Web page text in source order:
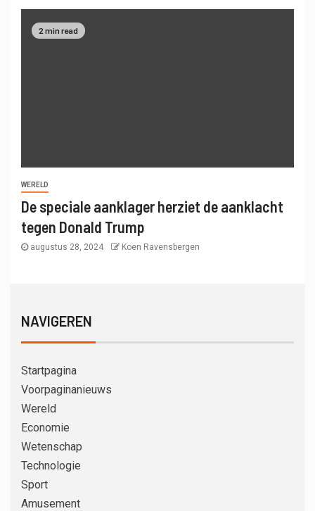
2 min read
WERELD
De speciale aanklager herziet de aanklacht
tegen Donald Trump
augustus 28, 2024 Koen Ravensbergen
NAVIGEREN
Startpagina
Voorpaginanieuws
Wereld
Economie
Wetenschap
Technologie
Sport
Amusement